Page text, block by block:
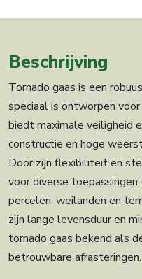
Beschrijving
Tornado gaas is een
speciaal is ontworpen
biedt maximale veiligheid
constructie en hoge
Door zijn flexibiliteit en
voor diverse
percelen, weilanden en
zijn lange levensduur en
tornado gaas bekend als
betrouwbare afrasteringen.